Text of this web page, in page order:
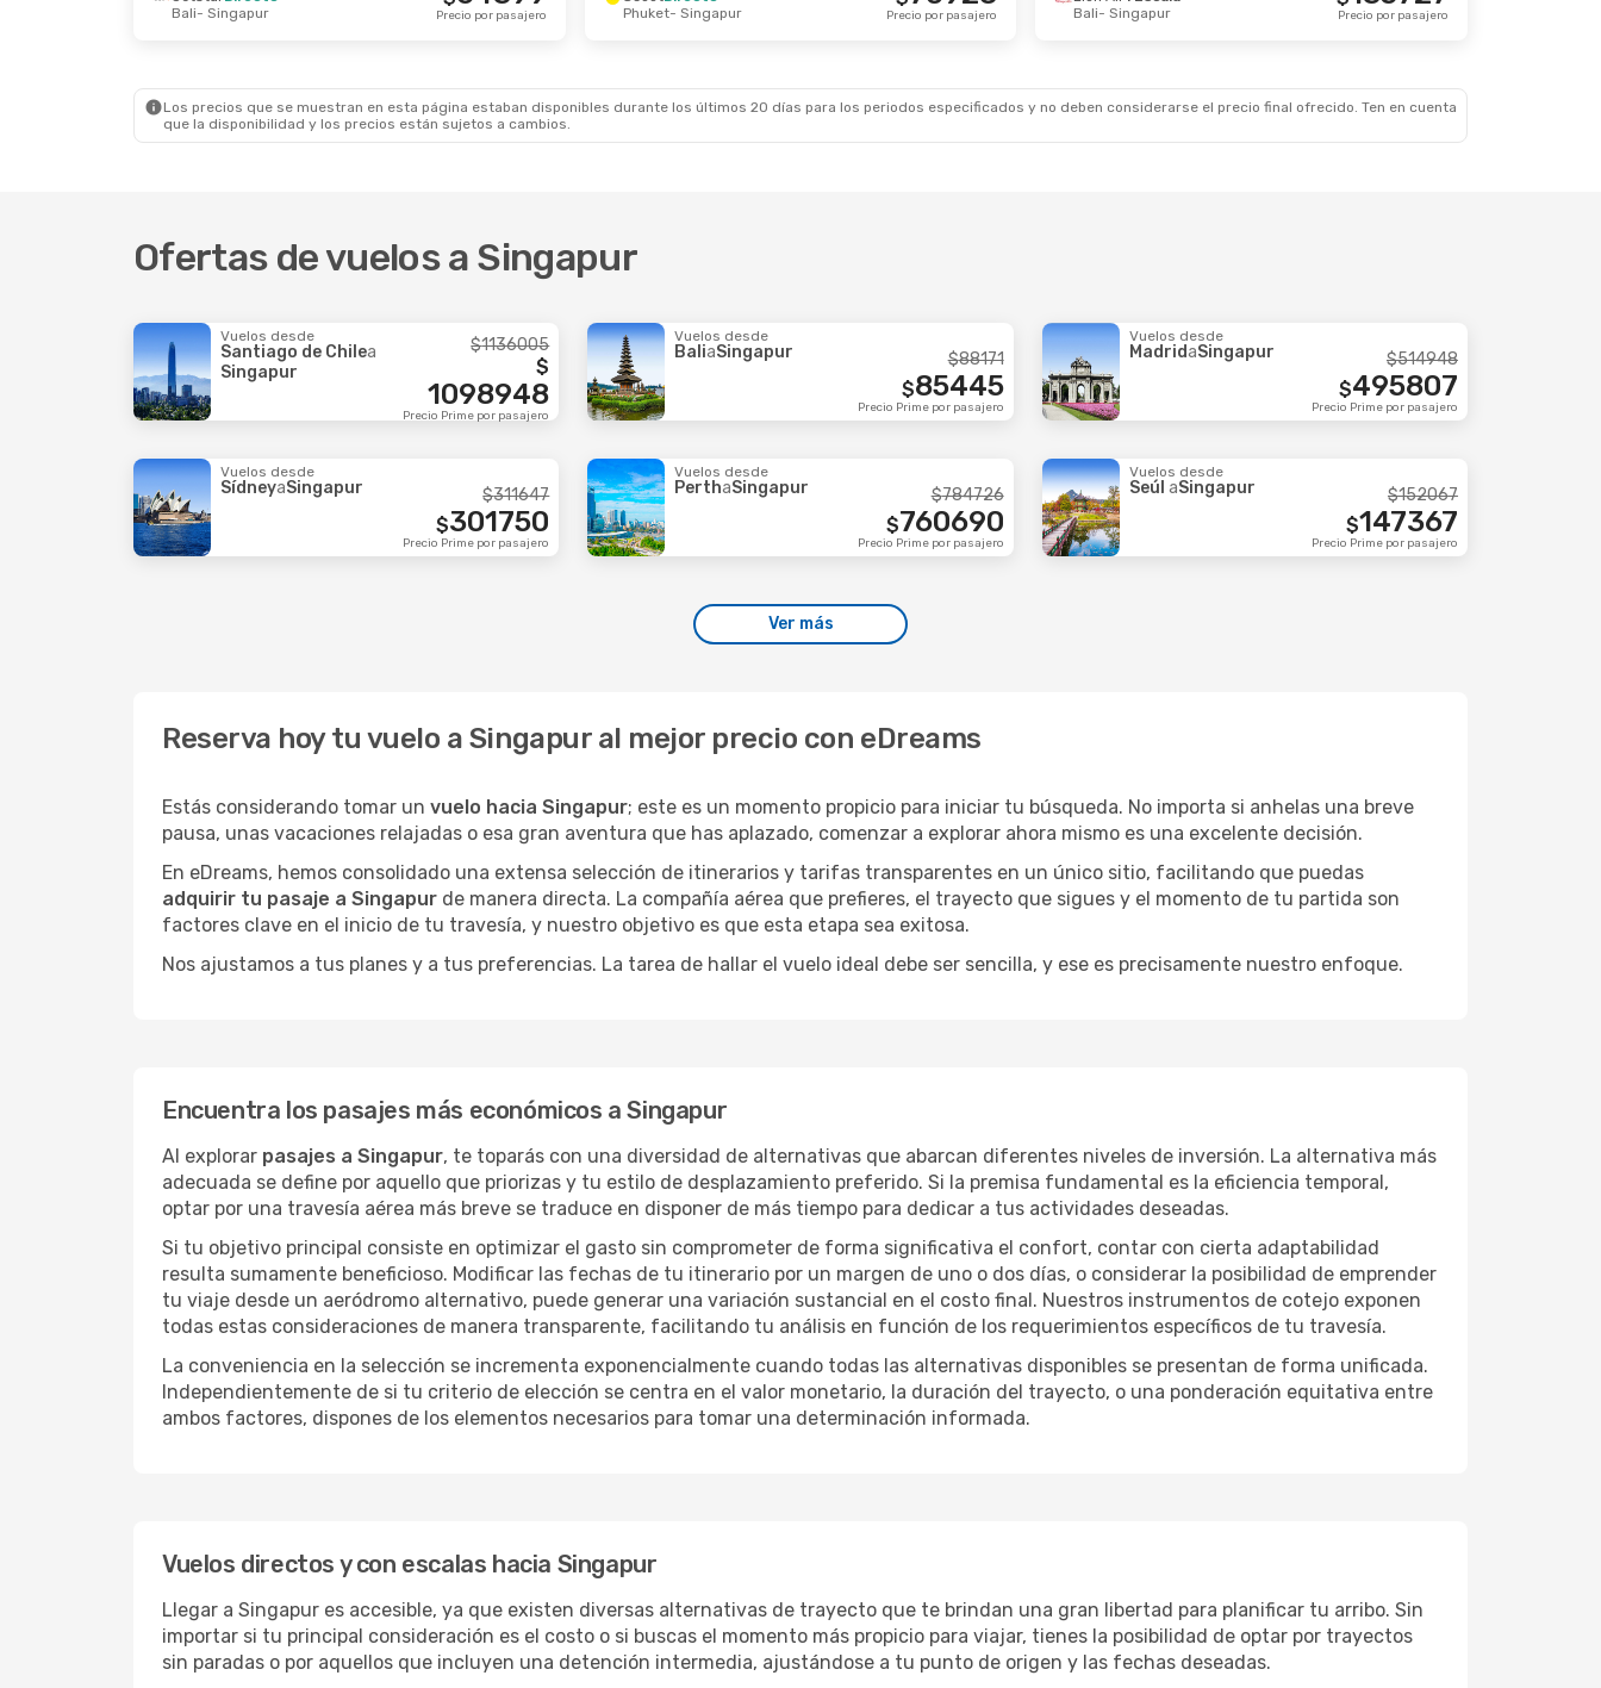
- Jue., 8 Oct.
- Bombay
235132
$
Precio por pasajero
Vie., 18 Sep. - Vie., 25 Sep.
Singapur
- Macau
236153
$
Precio por pasajero
Vie., 28 Ago.- Sáb., 29 Ago.
Singapur
- Tokio
367113
$
Precio por pasajero
Bali- Singapur Precio por pasajero
Phuket- Singapur Precio por pasajero
Bali- Singapur Precio por pasajero
Los precios que se muestran en esta página estaban disponibles durante los últimos 20 días para los periodos especificados y no deben considerarse el precio final ofrecido. Ten en cuenta
que la disponibilidad y los precios están sujetos a cambios.
Ofertas de vuelos a Singapur
Vuelos desde
Santiago de Chilea
Singapur
1136005
$
1098948
$
Precio Prime por pasajero
Vuelos desde
BaliaSingapur 88171
$
85445
$
Precio Prime por pasajero
Vuelos desde
MadridaSingapur 514948
$
495807
$
Precio Prime por pasajero
Vuelos desde
SídneyaSingapur 311647
$
301750
$
Precio Prime por pasajero
Vuelos desde
PerthaSingapur 784726
$
760690
$
Precio Prime por pasajero
Vuelos desde
Seúl aSingapur 152067
$
147367
$
Precio Prime por pasajero
Ver más
Reserva hoy tu vuelo a Singapur al mejor precio con eDreams
Estás considerando tomar un vuelo hacia Singapur; este es un momento propicio para iniciar tu búsqueda. No importa si anhelas una breve
pausa, unas vacaciones relajadas o esa gran aventura que has aplazado, comenzar a explorar ahora mismo es una excelente decisión.
En eDreams, hemos consolidado una extensa selección de itinerarios y tarifas transparentes en un único sitio, facilitando que puedas
adquirir tu pasaje a Singapur de manera directa. La compañía aérea que prefieres, el trayecto que sigues y el momento de tu partida son
factores clave en el inicio de tu travesía, y nuestro objetivo es que esta etapa sea exitosa.
Nos ajustamos a tus planes y a tus preferencias. La tarea de hallar el vuelo ideal debe ser sencilla, y ese es precisamente nuestro enfoque.
Encuentra los pasajes más económicos a Singapur
Al explorar pasajes a Singapur, te toparás con una diversidad de alternativas que abarcan diferentes niveles de inversión. La alternativa más
adecuada se define por aquello que priorizas y tu estilo de desplazamiento preferido. Si la premisa fundamental es la eficiencia temporal,
optar por una travesía aérea más breve se traduce en disponer de más tiempo para dedicar a tus actividades deseadas.
Si tu objetivo principal consiste en optimizar el gasto sin comprometer de forma significativa el confort, contar con cierta adaptabilidad
resulta sumamente beneficioso. Modificar las fechas de tu itinerario por un margen de uno o dos días, o considerar la posibilidad de emprender
tu viaje desde un aeródromo alternativo, puede generar una variación sustancial en el costo final. Nuestros instrumentos de cotejo exponen
todas estas consideraciones de manera transparente, facilitando tu análisis en función de los requerimientos específicos de tu travesía.
La conveniencia en la selección se incrementa exponencialmente cuando todas las alternativas disponibles se presentan de forma unificada.
Independientemente de si tu criterio de elección se centra en el valor monetario, la duración del trayecto, o una ponderación equitativa entre
ambos factores, dispones de los elementos necesarios para tomar una determinación informada.
Vuelos directos y con escalas hacia Singapur
Llegar a Singapur es accesible, ya que existen diversas alternativas de trayecto que te brindan una gran libertad para planificar tu arribo. Sin
importar si tu principal consideración es el costo o si buscas el momento más propicio para viajar, tienes la posibilidad de optar por trayectos
sin paradas o por aquellos que incluyen una detención intermedia, ajustándose a tu punto de origen y las fechas deseadas.